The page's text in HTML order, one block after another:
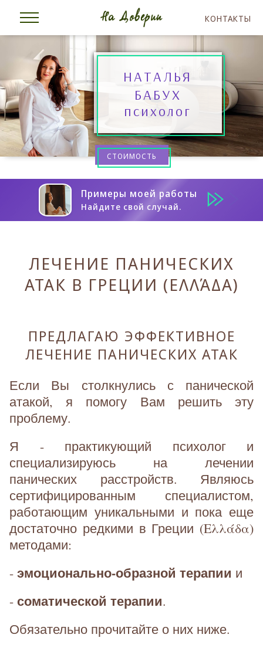
КОНТАКТЫ
НАТАЛЬЯ
БАБУХ
психолог
СТОИМОСТЬ
Примеры моей работы
Найдите свой случай.
ЛЕЧЕНИЕ ПАНИЧЕСКИХ
АТАК В ГРЕЦИИ (ΕΛΛΆΔΑ)
ПРЕДЛАГАЮ ЭФФЕКТИВНОЕ
ЛЕЧЕНИЕ ПАНИЧЕСКИХ АТАК
Если Вы столкнулись с панической
атакой, я помогу Вам решить эту
проблему.
Я - практикующий психолог и
специализируюсь на лечении
панических расстройств. Являюсь
сертифицированным специалистом,
работающим уникальными и пока еще
достаточно редкими в Греции (Ελλάδα)
методами:
- эмоционально-образной терапии и
- соматической терапии.
Обязательно прочитайте о них ниже.